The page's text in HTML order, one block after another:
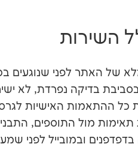
השירות
מלא של האתר לפני שנוגעים
בסביבת בדיקה נפרדת, לא
כל ההתאמות האישיות
תאימות מול התוספים,
ובמובייל לפני